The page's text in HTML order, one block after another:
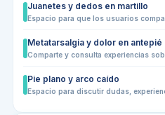
Juanetes y dedos en martillo
Metatarsalgia y dolor en antepié
Pie plano y arco caído